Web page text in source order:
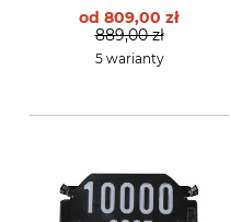
od 809,00 zł
889,00 zł
5 warianty